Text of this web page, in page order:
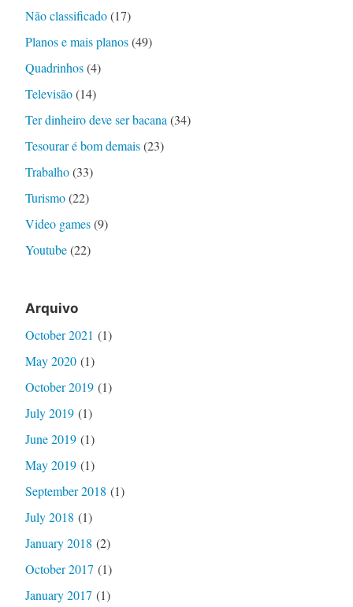
Não classificado(17)
Planos e mais planos(49)
Quadrinhos(4)
Televisão(14)
Ter dinheiro deve ser bacana (34)
Tesourar é bom demais(23)
Trabalho(33)
Turismo(22)
Video games(9)
Youtube(22)
Arquivo
October 2021 (1)
May 2020(1)
October 2019(1)
July 2019(1)
June 2019(1)
May 2019(1)
September 2018 (1)
July 2018 (1)
January 2018 (2)
October 2017 (1)
January 2017 (1)